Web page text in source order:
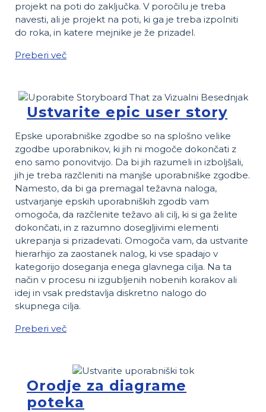
projekt na poti do zaključka. V poročilu je treba
navesti, ali je projekt na poti, ki ga je treba izpolniti
do roka, in katere mejnike je že prizadel.
Preberi več
Ustvarite epic user story
Epske uporabniške zgodbe so na splošno velike
zgodbe uporabnikov, ki jih ni mogoče dokončati z
eno samo ponovitvijo. Da bi jih razumeli in izboljšali,
jih je treba razčleniti na manjše uporabniške zgodbe.
Namesto, da bi ga premagal težavna naloga,
ustvarjanje epskih uporabniških zgodb vam
omogoča, da razčlenite težavo ali cilj, ki si ga želite
dokončati, in z razumno dosegljivimi elementi
ukrepanja si prizadevati. Omogoča vam, da ustvarite
hierarhijo za zaostanek nalog, ki vse spadajo v
kategorijo doseganja enega glavnega cilja. Na ta
način v procesu ni izgubljenih nobenih korakov ali
idej in vsak predstavlja diskretno nalogo do
skupnega cilja.
Preberi več
Orodje za diagrame
poteka